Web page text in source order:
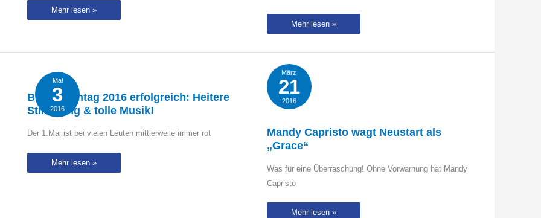
Albumreview:
Mehr lesen »
Passion
im
Roten
Salon
der
Volksbühne,
Berlin
Mehr lesen »
Mai
3
2016
BILD-Renntag 2016 erfolgreich: Heitere
Stimmung & tolle Musik!
Der 1.Mai ist bei vielen Leuten mittlerweile immer rot
BILD-
Mehr lesen »
März
21
2016
Mandy Capristo wagt Neustart als
„Grace“
Was für eine Überraschung! Ohne Vorwarnung hat Mandy
Capristo
Mandy
Mehr lesen »